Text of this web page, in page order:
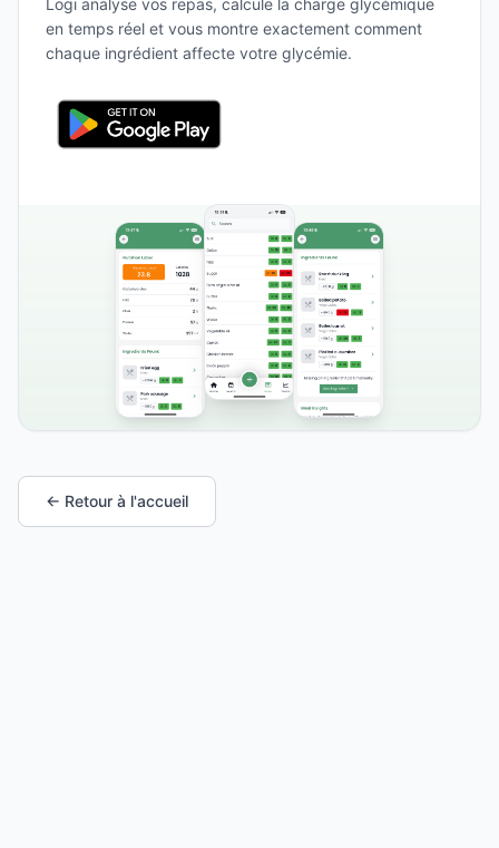
Logi analyse vos repas, calcule la charge glycémique
en temps réel et vous montre exactement comment
chaque ingrédient affecte votre glycémie.
← Retour à l'accueil